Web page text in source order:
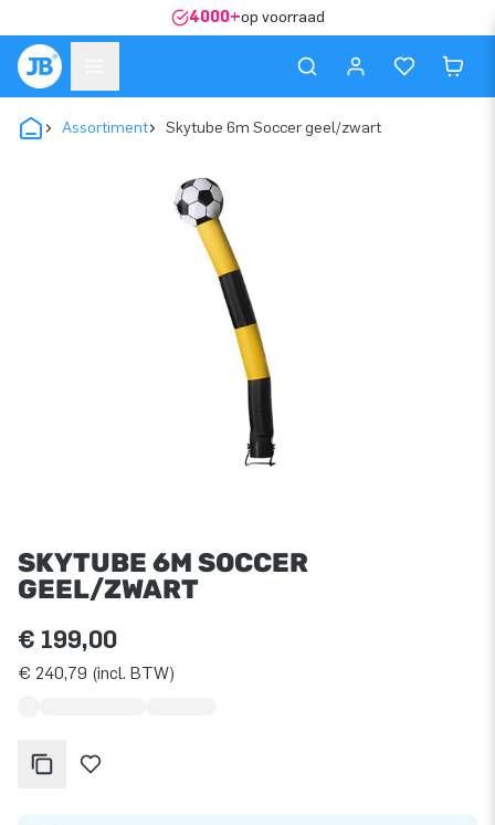
4000+op voorraad
Assortiment Skytube 6m Soccer geel/zwart
SKYTUBE 6M SOCCER
GEEL/ZWART
€ 199,00
€ 240,79 (incl. BTW)